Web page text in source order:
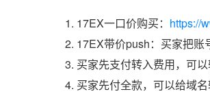
17EX一口价购买： https://
17EX带价push：买家把账
买家先支付转入费用，可
买家先付全款，可以给域